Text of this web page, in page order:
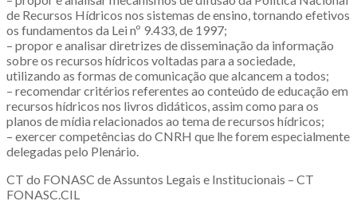
de Recursos Hídricos nos sistemas de ensino, tornando efetivos
os fundamentos da Lei nº 9.433, de 1997;
– propor e analisar diretrizes de disseminação da informação
sobre os recursos hídricos voltadas para a sociedade,
utilizando as formas de comunicação que alcancem a todos;
– recomendar critérios referentes ao conteúdo de educação em
recursos hídricos nos livros didáticos, assim como para os
planos de mídia relacionados ao tema de recursos hídricos;
– exercer competências do CNRH que lhe forem especialmente
delegadas pelo Plenário.
CT do FONASC de Assuntos Legais e Institucionais – CT
FONASC.CIL